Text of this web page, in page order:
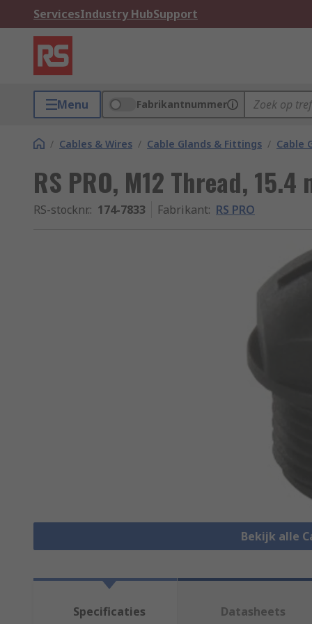
ServicesIndustry HubSupport
Menu Fabrikantnummer
/ Cables & Wires / Cable Glands & Fittings / Cable
RS PRO, M12 Thread,
RS-stocknr.: 174-7833 Fabrikant: RS PRO
Bekijk alle
Specificaties Datasheets